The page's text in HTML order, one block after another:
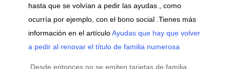
hasta que se volvían a pedir las ayudas , como
ocurría por ejemplo, con el bono social .Tienes más
información en el artículoAyudas que hay que volver
a pedir al renovar el título de familia numerosa
Desde entonces no se emiten tarjetas de familia